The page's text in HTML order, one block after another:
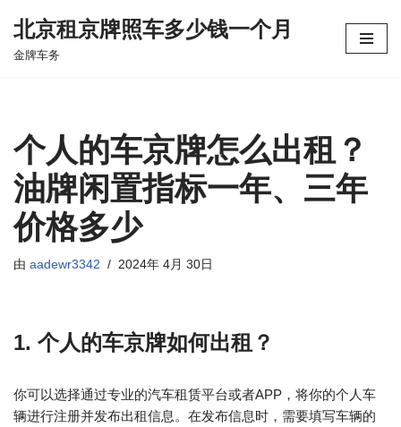
跳
北京租京牌照车多少钱一个月
金牌车务
个人的车京牌怎么出租？
油牌闲置指标一年、三年
价格多少
由 aadewr3342 2024年 4月 30日
1. 个人的车京牌如何出租？
你可以选择通过专业的汽车租赁平台或者APP，将你的个人车
辆进行注册并发布出租信息。在发布信息时，需要填写车辆的